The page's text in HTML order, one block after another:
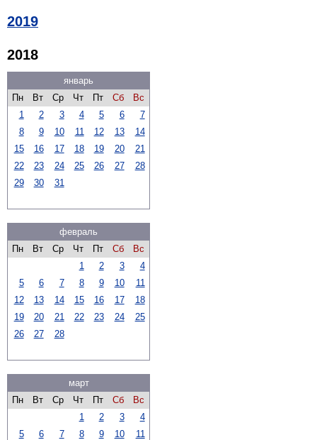
2019
2018
январь
Пн
Вт Ср Чт Пт Сб
Вс
1
2 3 4 5 6
7
8
9 10 11 12 13
14
15
16 17 18 19 20
21
22
23 24 25 26 27
28
29
30 31
февраль
Пн
Вт Ср Чт Пт Сб
Вс
1
2 3
4
5
6 7 8 9 10
11
12
13 14 15 16 17
18
19
20 21 22 23 24
25
26
27 28
март
Пн
Вт Ср Чт Пт Сб
Вс
1
2 3
4
5
6 7 8 9 10
11